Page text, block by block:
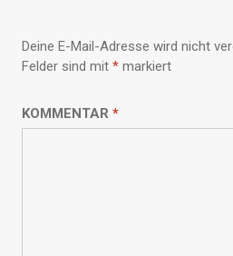
Deine E-Mail-Adresse wird nicht
Felder sind mit *markiert
KOMMENTAR *